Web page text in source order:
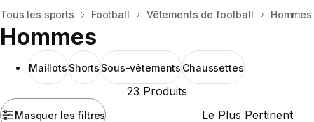
Accueil
Tous les sports Football Vêtements de football Hommes
Hommes
Maillots Shorts Sous-vêtements Chaussettes
Masquer les filtres
23 Produits
Trier par :(optional)